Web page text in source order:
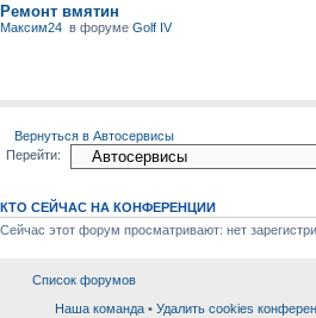
Ремонт вмятин
Максим24 в форумеGolf IV
Вернуться в Автосервисы
Перейти:
КТО СЕЙЧАС НА КОНФЕРЕНЦИИ
Сейчас этот форум просматривают: нет
Список форумов
Наша команда • Удалить cookies